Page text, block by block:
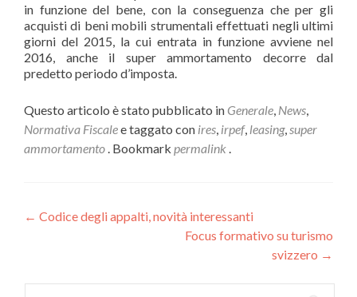
in funzione del bene, con la conseguenza che per gli
acquisti di beni mobili strumentali effettuati negli ultimi
giorni del 2015, la cui entrata in funzione avviene nel
2016, anche il super ammortamento decorre dal
predetto periodo d’imposta.
Questo articolo è stato pubblicato in Generale, News,
Normativa Fiscalee taggato con ires, irpef, leasing,super
ammortamento . Bookmark permalink .
Navigazione
← Codice degli appalti, novità interessanti
Focus formativo su turismo
svizzero →